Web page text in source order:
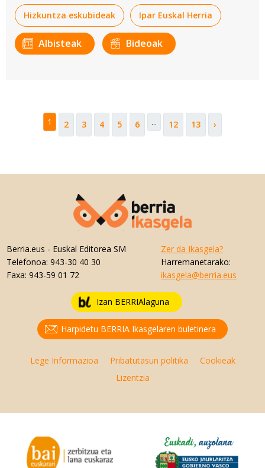
Hizkuntza eskubideak Ipar Euskal Herria
Albisteak Bideoak
1 2 3 4 5 6 ... 12 13 ›
Berria.eus - Euskal Editorea SM
Telefonoa: 943-30 40 30
Faxa: 943-59 01 72
Zer da Ikasgela?
Harremanetarako:
ikasgela@berria.eus
Izan BERRIAlaguna
Harpidetu BERRIA Ikasgelaren buletinera
Lege Informazioa Pribatutasun politika
Cookieak
Lizentzia